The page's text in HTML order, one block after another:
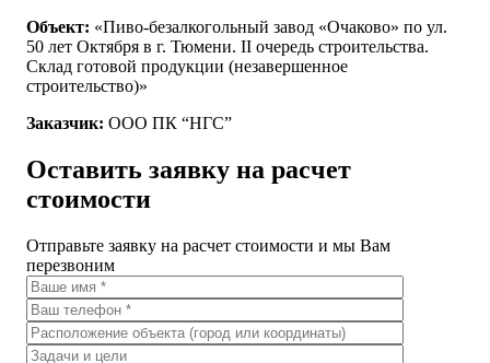
Объект: «Пиво-безалкогольный завод «Очаково» по ул.
50 лет Октября в г. Тюмени. II очередь строительства.
Склад готовой продукции (незавершенное
строительство)»
Заказчик: ООО ПК “НГС”
Оставить заявку на расчет
стоимости
Отправьте заявку на расчет стоимости и мы Вам
перезвоним